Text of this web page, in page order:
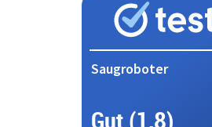
Saugroboter